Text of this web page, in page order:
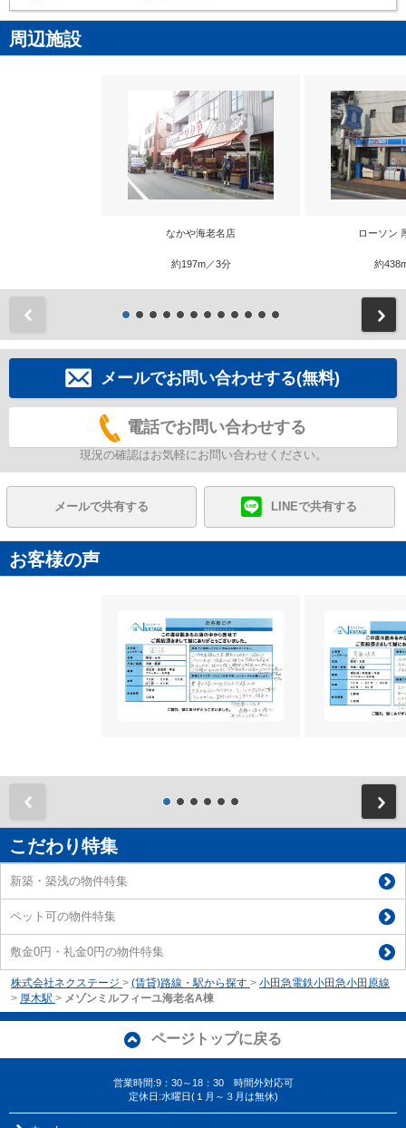
周辺施設
なかや海老名店
約197m／3分
ローソン
約
メールでお問い合わせする(無料)
電話でお問い合わせする
現況の確認はお気軽にお問い合わせください。
メールで共有する LINEで共有する
お客様の声
こだわり特集
新築・築浅の物件特集
ペット可の物件特集
敷金0円・礼金0円の物件特集
株式会社ネクステージ > (賃貸)路線・駅から探す > 小田急電鉄小田急小田原線
> 厚木駅 > メゾンミルフィーユ海老名A棟
ページトップに戻る
営業時間:9：30～18：30 時間外対応可
定休日:水曜日(１月～３月は無休)